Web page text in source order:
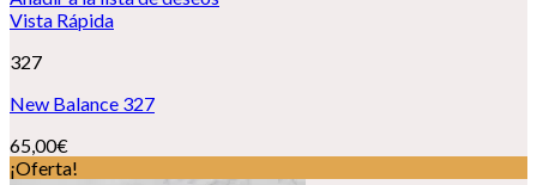
Vista Rápida
327
New Balance 327
65,00€
¡Oferta!